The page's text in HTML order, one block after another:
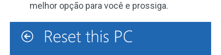
melhor opção para você e prossiga.